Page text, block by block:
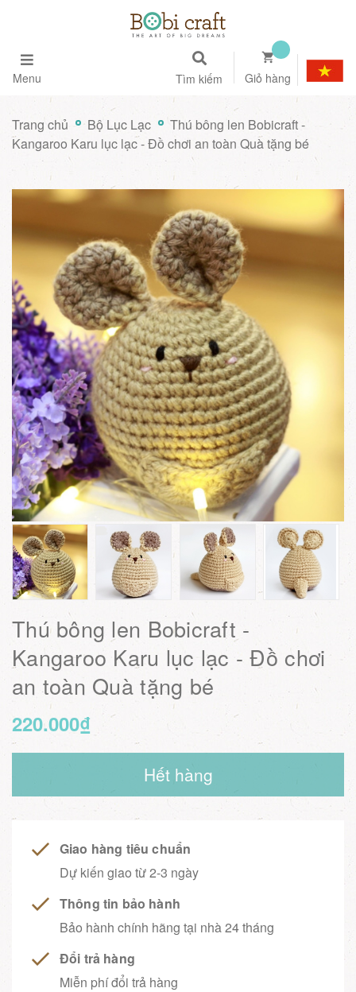
Menu Tìm kiếm Giỏ hàng
Trang chủ Bộ Lục Lạc
Thú bông len Bobicraft -
Kangaroo Karu lục lạc - Đồ chơi an toàn Quà tặng bé
Thú bông len Bobicraft -
Kangaroo Karu lục lạc - Đồ chơi
an toàn Quà tặng bé
220.000₫
Hết hàng
Giao hàng tiêu chuẩn
Dự kiến giao từ 2-3 ngày
Thông tin bảo hành
Bảo hành chính hãng tại nhà 24 tháng
Đổi trả hàng
Miễn phí đổi trả hàng